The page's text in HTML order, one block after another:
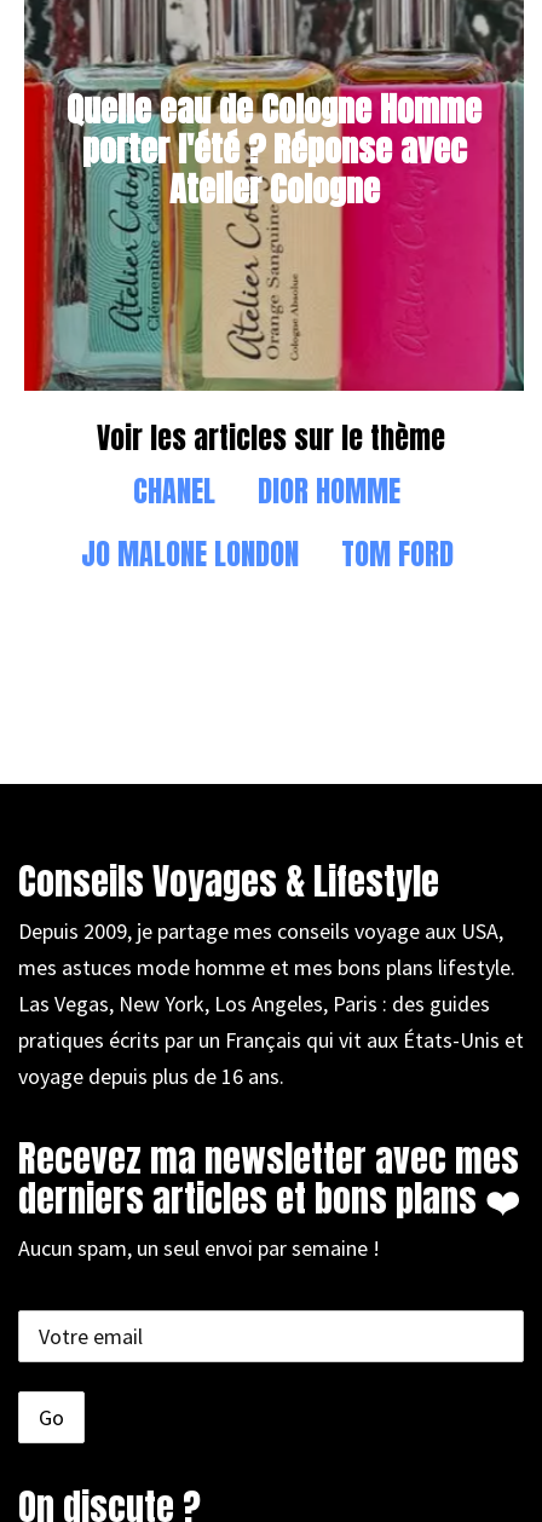
Quelle eau de Cologne Homme
porter l'été ? Réponse avec
Atelier Cologne
Voir les articles sur le thème
CHANEL
DIOR HOMME
JO MALONE LONDON
TOM FORD
Conseils Voyages & Lifestyle
Depuis 2009, je partage mes conseils voyage aux USA,
mes astuces mode homme et mes bons plans lifestyle.
Las Vegas, New York, Los Angeles, Paris : des guides
pratiques écrits par un Français qui vit aux États-Unis et
voyage depuis plus de 16 ans.
Recevez ma newsletter avec mes
derniers articles et bons plans ❤️
Aucun spam, un seul envoi par semaine !
On discute ?